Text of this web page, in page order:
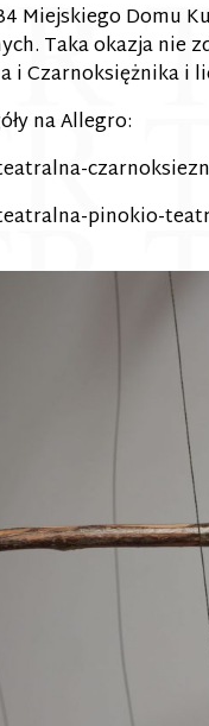
Miejskiego Domu
Taka okazja nie
i Czarnoksiężnika i
na Allegro:
pinokio-